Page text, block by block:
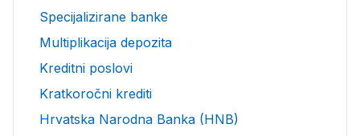
Specijalizirane banke
Multiplikacija depozita
Kreditni poslovi
Kratkoročni krediti
Hrvatska Narodna Banka (HNB)